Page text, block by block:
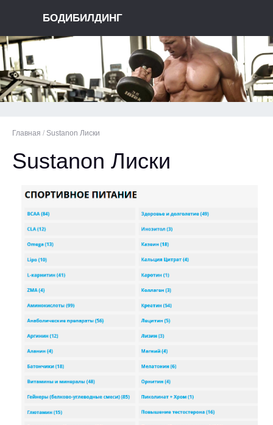
БОДИБИЛДИНГ
Главная / Sustanon Лиски
Sustanon Лиски